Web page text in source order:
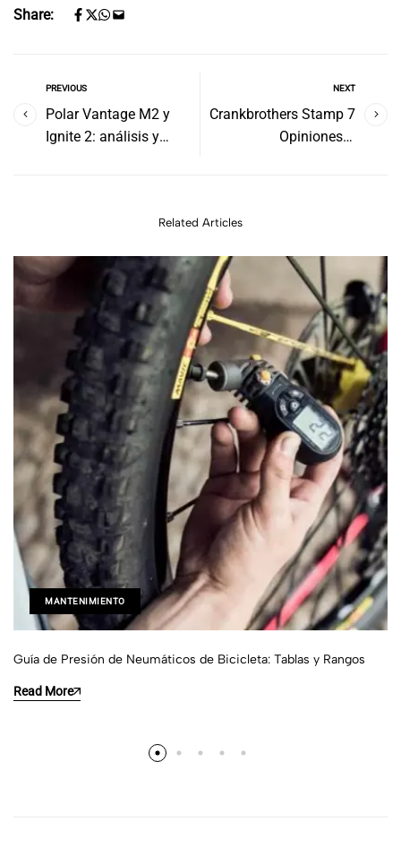
Share:
PREVIOUS
Polar Vantage M2 y
Ignite 2: análisis y
NEXT
Crankbrothers Stamp 7
Opiniones &
Related Articles
MANTENIMIENTO
Guía de Presión de Neumáticos de Bicicleta: Tablas y Rangos
Read More